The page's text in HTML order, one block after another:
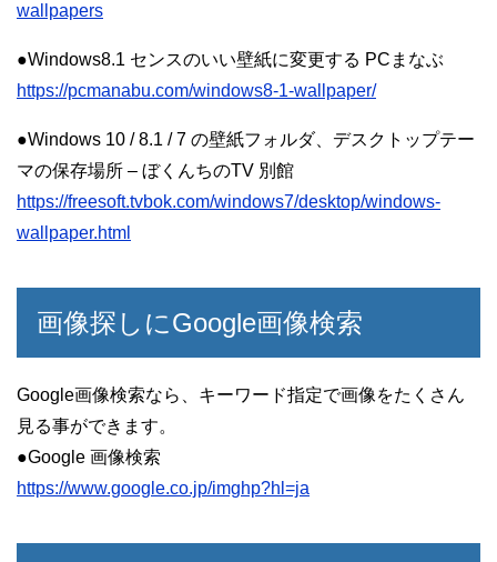
wallpapers
●Windows8.1 センスのいい壁紙に変更する PCまなぶ
https://pcmanabu.com/windows8-1-wallpaper/
●Windows 10 / 8.1 / 7 の壁紙フォルダ、デスクトップテー
マの保存場所 – ぼくんちのTV 別館
https://freesoft.tvbok.com/windows7/desktop/windows-
wallpaper.html
画像探しにGoogle画像検索
Google画像検索なら、キーワード指定で画像をたくさん
見る事ができます。
●Google 画像検索
https://www.google.co.jp/imghp?hl=ja